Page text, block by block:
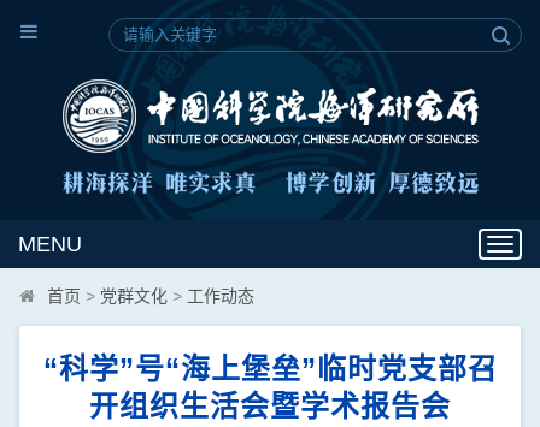
MENU
首页 > 党群文化 > 工作动态
“科学”号“海上堡垒”临时党支部召
开组织生活会暨学术报告会